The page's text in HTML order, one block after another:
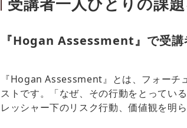
『Hogan Assessment』で受講
『Hogan Assessment』とは、フォーチ
ストです。「なぜ、その行動をとってい
レッシャー下のリスク行動、価値観を明